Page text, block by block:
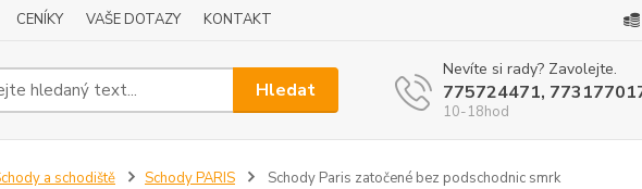
CENÍKY VAŠE DOTAZY KONTAKT
Hledat
Nevíte si rady? Zavolejte.
775724471,
10-18hod
a schodiště Schody PARIS Schody Paris zatočené bez podschodnic smrk